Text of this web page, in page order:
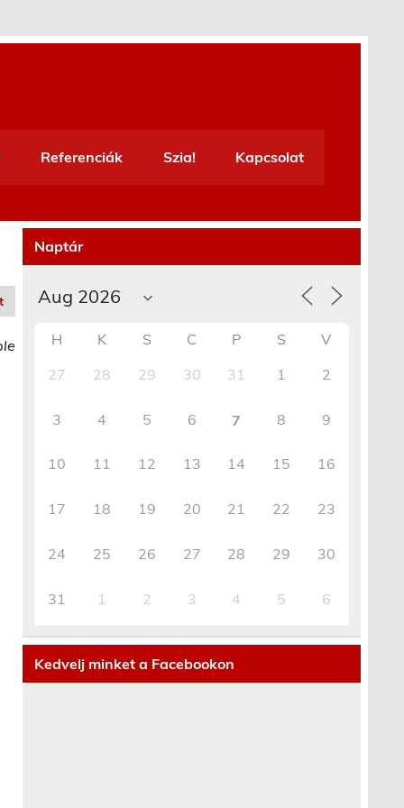
Referenciák Szia! Kapcsolat
Naptár
H K S C P S
V
27
28 29 30 31 1 2
3 4 5 6 7 8 9
10 11 12 13 14 15 16
17 18 19 20 21 22 23
24 25 26 27 28 29 30
31 1 2 3 4 5 6
Kedvelj minket a Facebookon